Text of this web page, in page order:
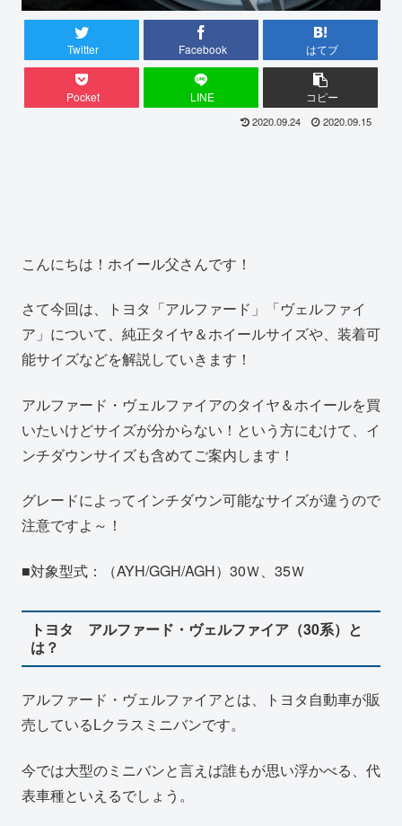
Twitter Facebook はてブ
Pocket LINE コピー
2020.09.24 2020.09.15
こんにちは！ホイール父さんです！
さて今回は、トヨタ「アルファード」「ヴェルファイ
ア」について、純正タイヤ＆ホイールサイズや、装着可
能サイズなどを解説していきます！
アルファード・ヴェルファイアのタイヤ＆ホイールを買
いたいけどサイズが分からない！という方にむけて、イ
ンチダウンサイズも含めてご案内します！
グレードによってインチダウン可能なサイズが違うので
注意ですよ～！
■対象型式：（AYH/GGH/AGH）30Ｗ、35Ｗ
トヨタ アルファード・ヴェルファイア（30系）と
は？
アルファード・ヴェルファイアとは、トヨタ自動車が販
売しているLクラスミニバンです。
今では大型のミニバンと言えば誰もが思い浮かべる、代
表車種といえるでしょう。